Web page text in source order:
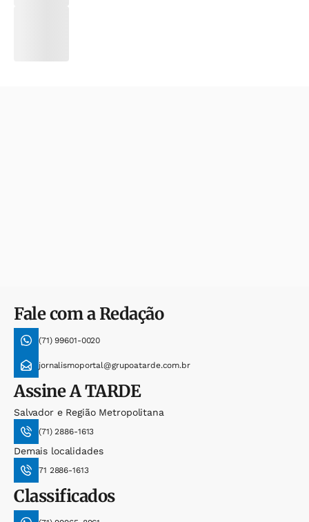
Fale com a Redação
(71) 99601-0020
jornalismoportal@grupoatarde.com.br
AssineA TARDE
Salvador e Região Metropolitana
(71) 2886-1613
Demais localidades
71 2886-1613
Classificados